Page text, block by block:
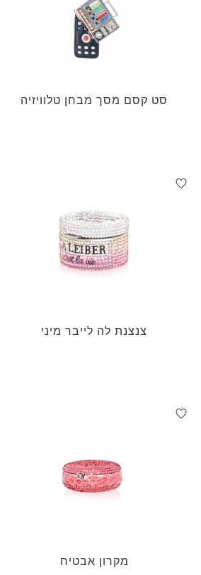
סט קסם מסך מבחן טלוויזיה
צנצנת לה לייבר מיני
מקרון אבטיח